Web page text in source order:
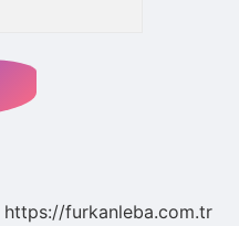
https://furkanleba.com.tr